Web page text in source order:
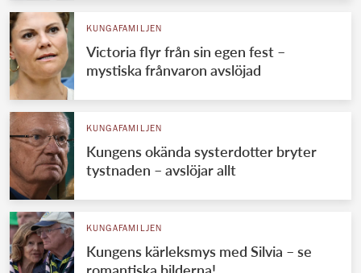
KUNGAFAMILJEN
Victoria flyr från sin egen fest –
mystiska frånvaron avslöjad
KUNGAFAMILJEN
Kungens okända systerdotter bryter
tystnaden – avslöjar allt
KUNGAFAMILJEN
Kungens kärleksmys med Silvia – se